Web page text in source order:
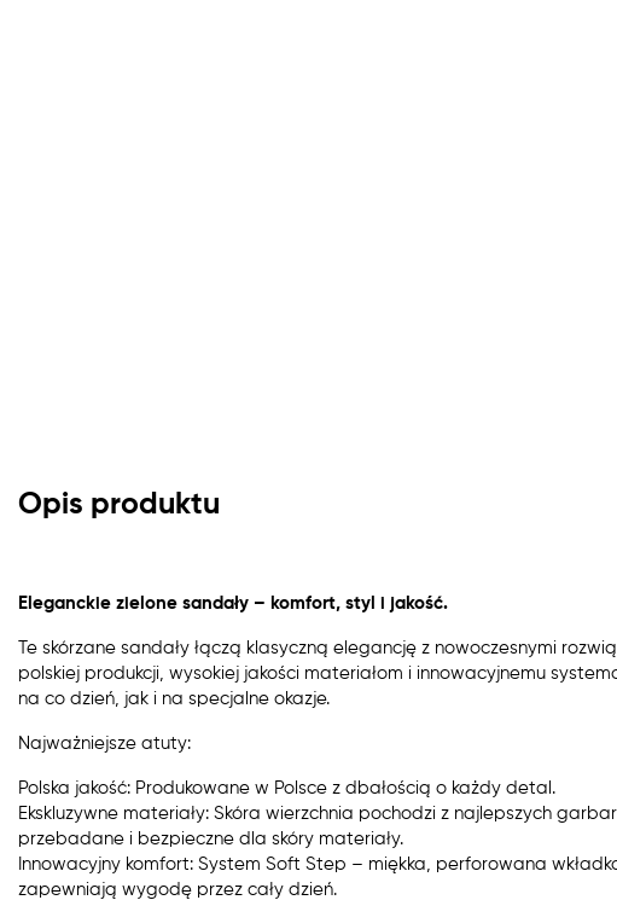
Opis produktu
Eleganckie zielone sandały – komfort, styl i jakość.
Te skórzane sandały łączą klasyczną elegancję z nowoczesnymi
polskiej produkcji, wysokiej jakości materiałom i innowacyjnemu
na co dzień, jak i na specjalne okazje.
Najważniejsze atuty:
Polska jakość: Produkowane w Polsce z dbałością o każdy detal.
Ekskluzywne materiały: Skóra wierzchnia pochodzi z najlepszych
przebadane i bezpieczne dla skóry materiały.
Innowacyjny komfort: System Soft Step – miękka, perforowana
zapewniają wygodę przez cały dzień.